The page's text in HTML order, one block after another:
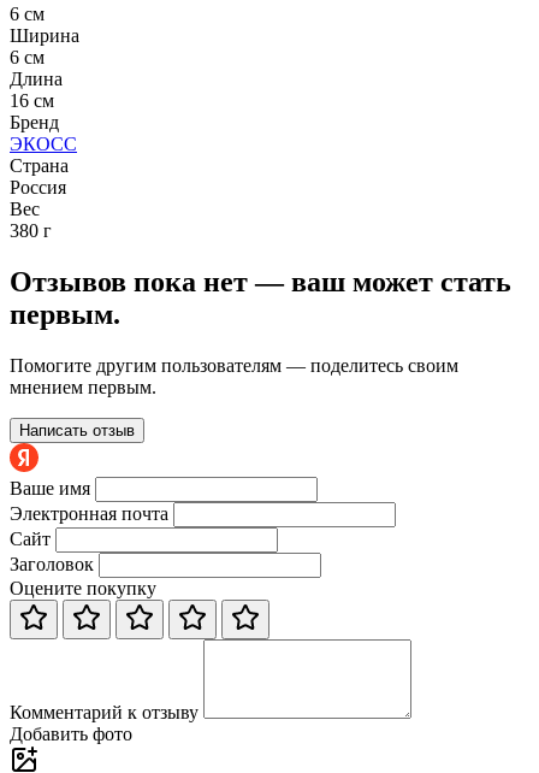
6 см
Ширина
6 см
Длина
16 см
Бренд
ЭКОСС
Страна
Россия
Вес
380 г
Отзывов пока нет — ваш может стать
первым.
Помогите другим пользователям — поделитесь своим
мнением первым.
Написать отзыв
Ваше имя
Электронная почта
Сайт
Заголовок
Оцените покупку
Комментарий к отзыву
Добавить фото